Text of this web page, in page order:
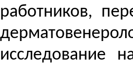
работников,
исследование